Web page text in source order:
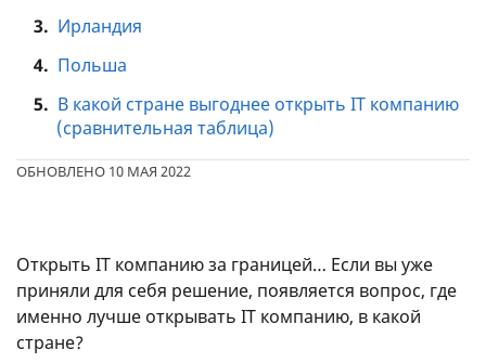
3. Ирландия
4. Польша
5. В какой стране выгоднее открыть IT компанию
(сравнительная таблица)
ОБНОВЛЕНО 10 МАЯ 2022
Открыть IT компанию за границей… Если вы уже
приняли для себя решение, появляется вопрос, где
именно лучше открывать IT компанию, в какой
стране?